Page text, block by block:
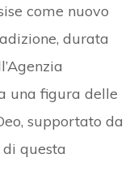
come nuovo
durata
una figura delle
supportato da
questa